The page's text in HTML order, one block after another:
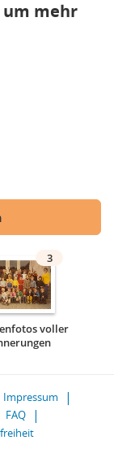
um mehr
3
voller
Impressum
FAQ